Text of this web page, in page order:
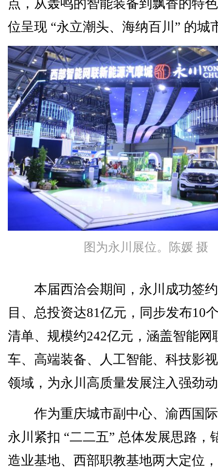
点，从轰鸣的智能装备到飘香的特
位呈现 “永立潮头、海纳百川” 的城
图为永川展位。陈媛 摄
本届西洽会期间，永川成功签约
目、总投资达81亿元，同步发布10
清单、规模约242亿元，涵盖智能网
车、高端装备、人工智能、科技影
领域，为永川高质量发展注入强劲
作为重庆城市副中心、渝西国际
永川紧扣 “二二五” 总体发展思路，
造业基地、西部职教基地两大定位